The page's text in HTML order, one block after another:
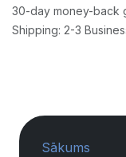
30-day money-back
Shipping: 2-3
Sākums